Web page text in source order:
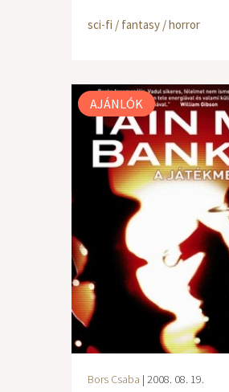
sci-fi / fantasy / horror
AJÁNLÓK
Bors Csaba | 2008. 08. 19.